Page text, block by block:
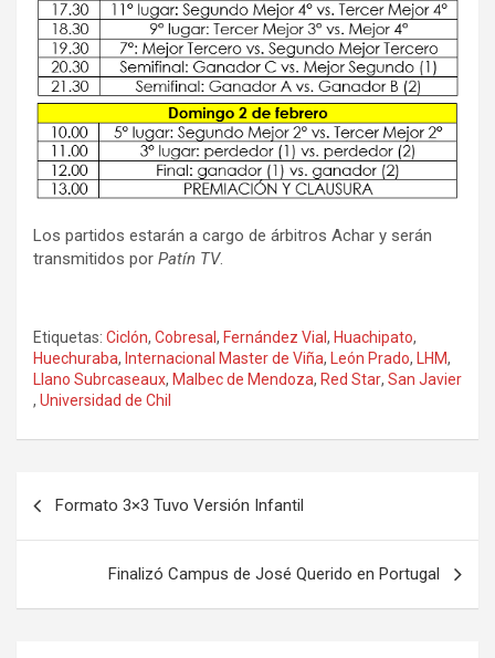
Los partidos estarán a cargo de árbitros Achar y serán
transmitidos por Patín TV.
Etiquetas: Ciclón, Cobresal , Fernández Vial , Huachipato,
Huechuraba, Internacional Master de Viña, León Prado, LHM,
Llano Subrcaseaux, Malbec de Mendoza, Red Star, San Javier
, Universidad de Chil
entradas
Formato 3×3 Tuvo Versión Infantil
Finalizó Campus de José Querido en Portugal